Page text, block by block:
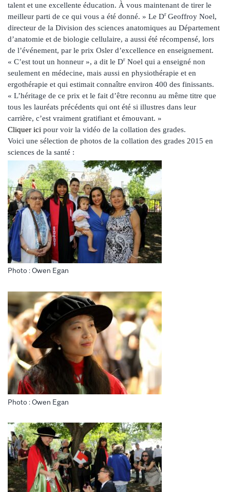
talent et une excellente éducation. À vous maintenant de tirer le
meilleur parti de ce qui vous a été donné. » Le Dr Geoffroy Noel,
directeur de la Division des sciences anatomiques au Département
d’anatomie et de biologie cellulaire, a aussi été récompensé, lors
de l’événement, par le prix Osler d’excellence en enseignement.
« C’est tout un honneur », a dit le Dr Noel qui a enseigné non
seulement en médecine, mais aussi en physiothérapie et en
ergothérapie et qui estimait connaître environ 400 des finissants.
« L’héritage de ce prix et le fait d’être reconnu au même titre que
tous les lauréats précédents qui ont été si illustres dans leur
carrière, c’est vraiment gratifiant et émouvant. »
Cliquer ici pour voir la vidéo de la collation des grades.
Voici une sélection de photos de la collation des grades 2015 en
sciences de la santé :
Photo : Owen Egan
Photo : Owen Egan